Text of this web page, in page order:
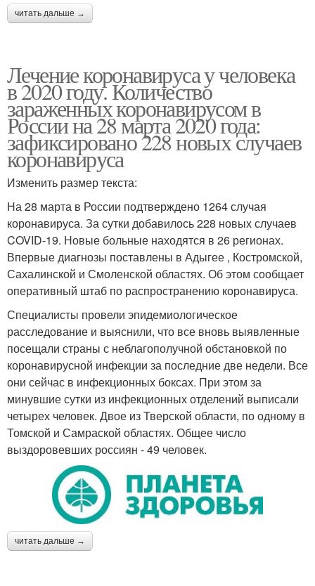
читать дальше →
Лечение коронавируса у человека
в 2020 году. Количество
зараженных коронавирусом в
России на 28 марта 2020 года:
зафиксировано 228 новых случаев
коронавируса
Изменить размер текста:
На 28 марта в России подтверждено 1264 случая
коронавируса. За сутки добавилось 228 новых случаев
COVID-19. Новые больные находятся в 26 регионах.
Впервые диагнозы поставлены в Адыгее , Костромской,
Сахалинской и Смоленской областях. Об этом сообщает
оперативный штаб по распространению коронавируса.
Специалисты провели эпидемиологическое
расследование и выяснили, что все вновь выявленные
посещали страны с неблагополучной обстановкой по
коронавирусной инфекции за последние две недели. Все
они сейчас в инфекционных боксах. При этом за
минувшие сутки из инфекционных отделений выписали
четырех человек. Двое из Тверской области, по одному в
Томской и Самраской областях. Общее число
выздоровевших россиян - 49 человек.
читать дальше →